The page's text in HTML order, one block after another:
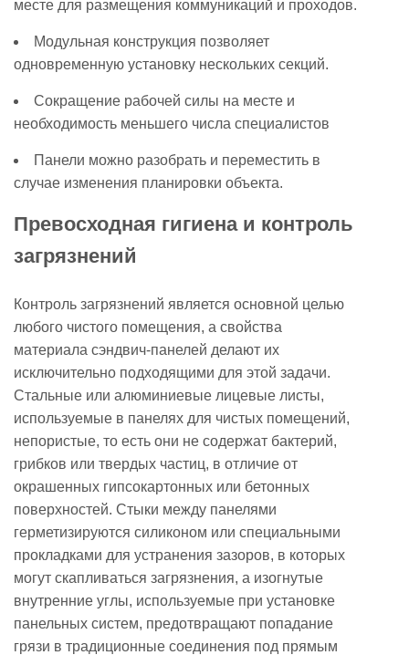
месте для размещения коммуникаций и проходов.
Модульная конструкция позволяет
одновременную установку нескольких секций.
Сокращение рабочей силы на месте и
необходимость меньшего числа специалистов
Панели можно разобрать и переместить в
случае изменения планировки объекта.
Превосходная гигиена и контроль
загрязнений
Контроль загрязнений является основной целью
любого чистого помещения, а свойства
материала сэндвич-панелей делают их
исключительно подходящими для этой задачи.
Стальные или алюминиевые лицевые листы,
используемые в панелях для чистых помещений,
непористые, то есть они не содержат бактерий,
грибков или твердых частиц, в отличие от
окрашенных гипсокартонных или бетонных
поверхностей. Стыки между панелями
герметизируются силиконом или специальными
прокладками для устранения зазоров, в которых
могут скапливаться загрязнения, а изогнутые
внутренние углы, используемые при установке
панельных систем, предотвращают попадание
грязи в традиционные соединения под прямым